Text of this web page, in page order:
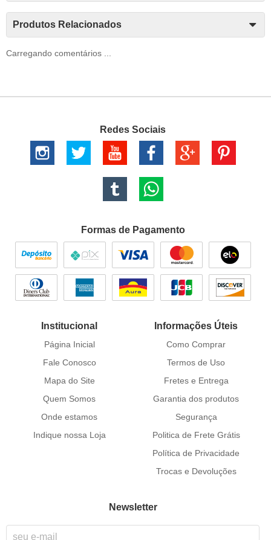
Produtos Relacionados
Carregando comentários ...
Redes Sociais
Formas de Pagamento
Institucional
Página Inicial
Fale Conosco
Mapa do Site
Quem Somos
Onde estamos
Indique nossa Loja
Informações Úteis
Como Comprar
Termos de Uso
Fretes e Entrega
Garantia dos produtos
Segurança
Politica de Frete Grátis
Política de Privacidade
Trocas e Devoluções
Newsletter